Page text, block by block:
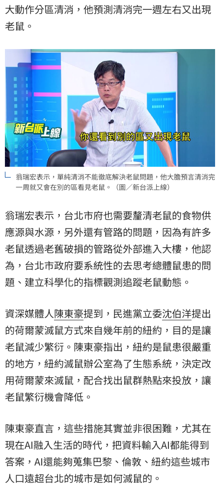
大動作分區清消，他預測清消完一週左右又出現
老鼠。
翁瑞宏表示，單純清消不能徹底解決老鼠問題，他大膽預言清消完
一周就又會在別的區看見老鼠。（圖／新台派上線）
翁瑞宏表示，台北市府也需要釐清老鼠的食物供
應源與水源，另外還有管路的問題，因為有許多
老鼠透過老舊破損的管路從外部進入大樓，他認
為，台北市政府要系統性的去思考總體鼠患的問
題、建立科學化的指標觀測追蹤老鼠動態。
資深媒體人陳東豪提到，民進黨立委沈伯洋提出
的荷爾蒙滅鼠方式來自幾年前的紐約，目的是讓
老鼠減少繁衍。陳東豪指出，紐約是鼠患很嚴重
的地方，紐約滅鼠辦公室為了生態系統，決定改
用荷爾蒙來滅鼠，配合找出鼠群熱點來投放，讓
老鼠繁衍機會降低。
陳東豪直言，這些措施其實並非很困難，尤其在
現在AI融入生活的時代，把資料輸入AI都能得到
答案，AI還能夠蒐集巴黎、倫敦、紐約這些城市
人口遠超台北的城市是如何滅鼠的。